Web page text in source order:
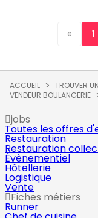
« 1
ACCUEIL TROUVER
VENDEUR BOULANGERIE
jobs
Toutes les offres
Restauration
Restauration
Évènementiel
Hôtellerie
Logistique
Vente
Fiches métiers
Runner